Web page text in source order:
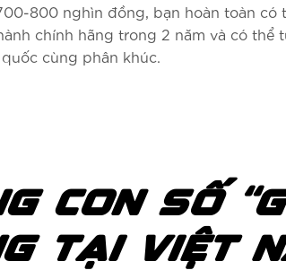
800 nghìn đồng, bạn hoàn toàn có
chính hãng trong 2 năm và có thể
cùng phân khúc.
CON SỐ
TẠI VIỆT